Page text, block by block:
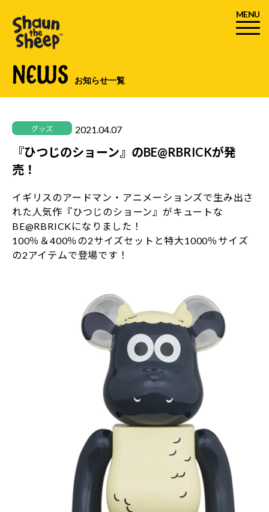
MENU
NEWS お知らせ一覧
グッズ 2021.04.07
『ひつじのショーン』のBE@RBRICKが発
売！
イギリスのアードマン・アニメーションズで生み出さ
れた人気作『ひつじのショーン』がキュートな
BE@RBRICKになりました！
100％＆400％の2サイズセットと特大1000％サイズ
の2アイテムで登場です！